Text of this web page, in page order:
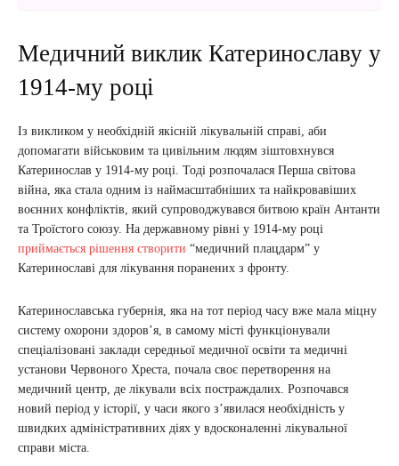
Медичний виклик Катеринославу у
1914-му році
Із викликом у необхідній якісній лікувальній справі, аби
допомагати військовим та цивільним людям зіштовхнувся
Катеринослав у 1914-му році. Тоді розпочалася Перша світова
війна, яка стала одним із наймасштабніших та найкровавіших
воєнних конфліктів, який супроводжувався битвою країн Антанти
та Троїстого союзу. На державному рівні у 1914-му році
приймається рішення створити “медичний плацдарм” у
Катеринославі для лікування поранених з фронту.
Катеринославська губернія, яка на тот період часу вже мала міцну
систему охорони здоров’я, в самому місті функціонували
спеціалізовані заклади середньої медичної освіти та медичні
установи Червоного Хреста, почала своє перетворення на
медичний центр, де лікували всіх постраждалих. Розпочався
новий період у історії, у часи якого з’явилася необхідність у
швидких адміністративних діях у вдосконаленні лікувальної
справи міста.